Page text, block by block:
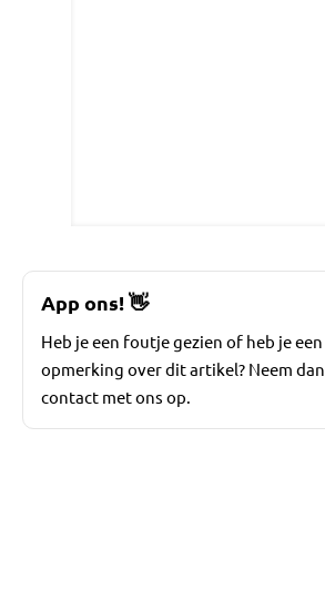
App ons!👋
Heb je een foutje gezien of heb je een
opmerking over dit artikel? Neem dan
contact met ons op.